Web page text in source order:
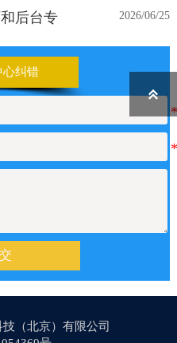
后台专
2026/04/20
心纠错
（北京）有限公司
